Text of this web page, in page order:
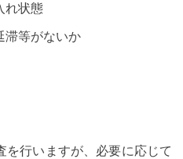
れ状態
滞等がないか
を行いますが、必要に応じて